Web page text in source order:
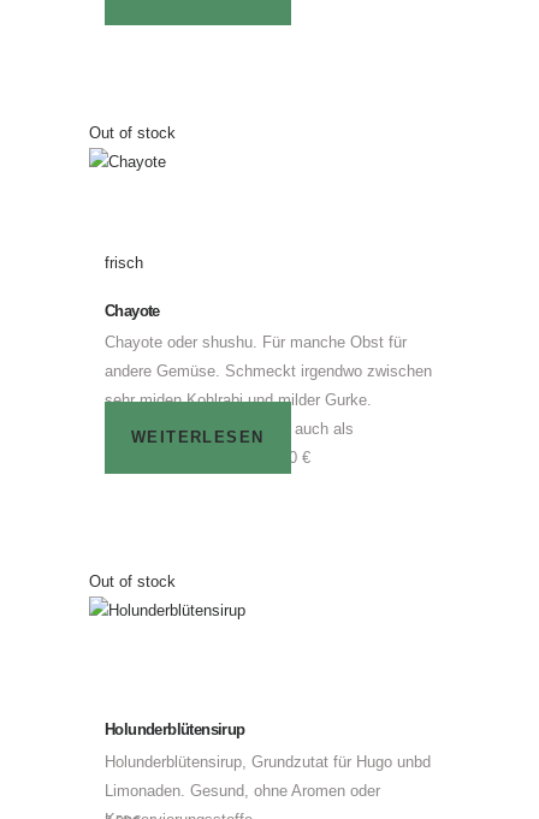
Out of stock
frisch
Chayote
Chayote oder shushu. Für manche Obst für
andere Gemüse. Schmeckt irgendwo zwischen
sehr miden Kohlrabi und milder Gurke.
Geschält als Rohkost oder auch als
Ofengemüse Stück für 1,00 €
WEITERLESEN
Out of stock
Holunderblütensirup
Holunderblütensirup, Grundzutat für Hugo unbd
Limonaden. Gesund, ohne Aromen oder